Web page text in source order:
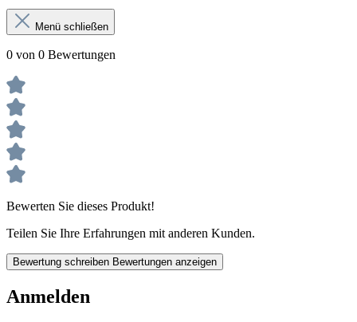
Menü schließen
0 von 0 Bewertungen
Bewerten Sie dieses Produkt!
Teilen Sie Ihre Erfahrungen mit anderen Kunden.
Bewertung schreiben Bewertungen anzeigen
Anmelden